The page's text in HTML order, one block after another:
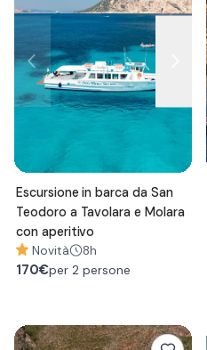
Escursione in barca da San
Teodoro a Tavolara e Molara
con aperitivo
Novità 8h
170€per 2 persone